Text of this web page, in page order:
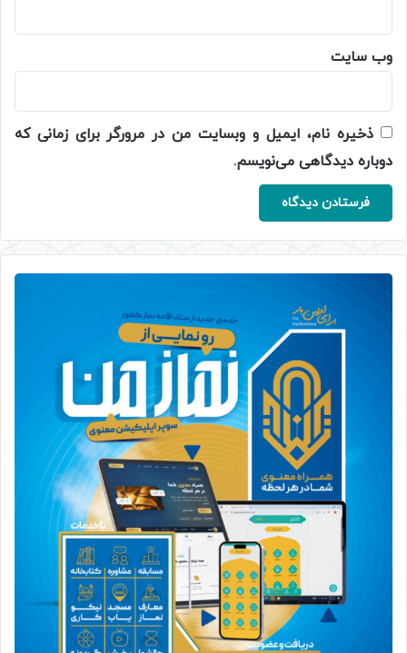
وب‌ سایت
ذخیره نام، ایمیل و وبسایت من در مرورگر برای زمانی که
دوباره دیدگاهی می‌نویسم.